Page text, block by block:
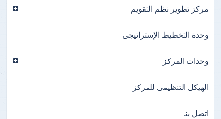
مركز تطوير نظم التقويم
وحدة التخطيط الإستراتيجى
وحدات المركز
الهيكل التنظيمى للمركز
اتصل بنا